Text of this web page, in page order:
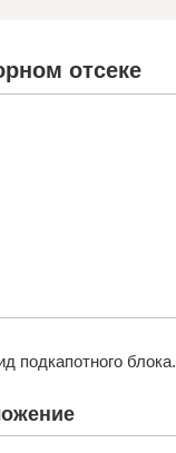
отсеке
подкапотного блока.